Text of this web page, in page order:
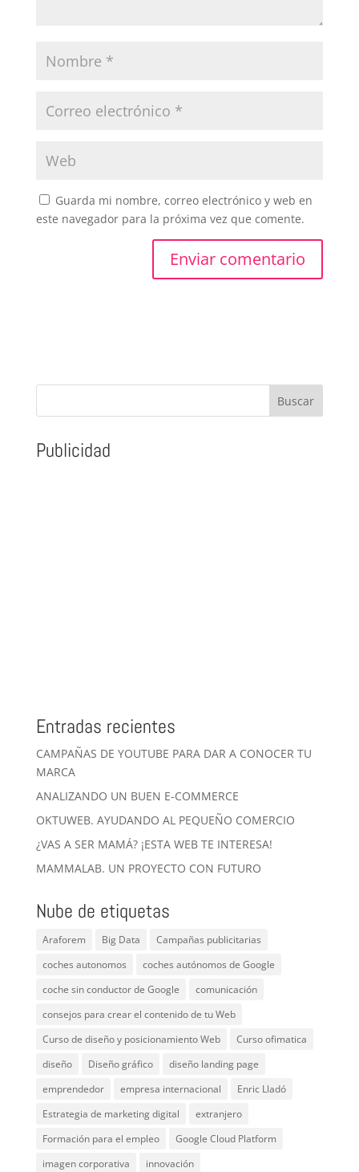
Guarda mi nombre, correo electrónico y web en
este navegador para la próxima vez que comente.
Publicidad
Entradas recientes
CAMPAÑAS DE YOUTUBE PARA DAR A CONOCER TU
MARCA
ANALIZANDO UN BUEN E-COMMERCE
OKTUWEB. AYUDANDO AL PEQUEÑO COMERCIO
¿VAS A SER MAMÁ? ¡ESTA WEB TE INTERESA!
MAMMALAB. UN PROYECTO CON FUTURO
Nube de etiquetas
Araforem Big Data
Campañas publicitarias
coches autonomos
coches autónomos de Google
coche sin conductor de Google
comunicación
consejos para crear el contenido de tu Web
Curso de diseño y posicionamiento Web
Curso ofimatica
diseño
Diseño gráfico
diseño landing page
emprendedor
empresa internacional
Enric Lladó
Estrategia de marketing digital
extranjero
Formación para el empleo
Google Cloud Platform
imagen corporativa
innovación